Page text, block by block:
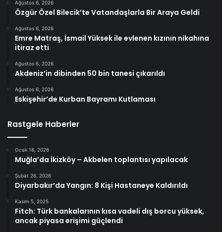
Ağustos 6, 2026
Özgür Özel Bilecik’te Vatandaşlarla Bir Araya Geldi
Ağustos 6, 2026
Emre Matraş, İsmail Yüksek ile evlenen kızının nikahına
itiraz etti
Ağustos 6, 2026
Akdeniz’in dibinden 50 bin tanesi çıkarıldı
Ağustos 6, 2026
Eskişehir’de Kurban Bayramı Kutlaması
Rastgele Haberler
Ocak 18, 2026
Muğla’da İkizköy – Akbelen toplantısı yapılacak
Şubat 26, 2026
Diyarbakır’da Yangın: 8 Kişi Hastaneye Kaldırıldı
Kasım 5, 2025
Fitch: Türk bankalarının kısa vadeli dış borcu yüksek,
ancak piyasa erişimi güçlendi